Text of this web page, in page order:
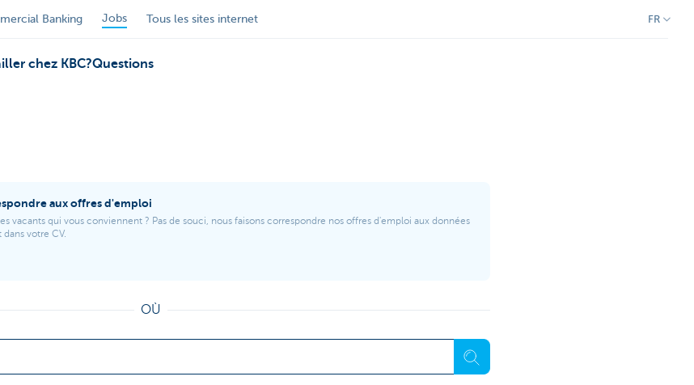
Banking Jobs Tous les sites internet FR
chez KBC?Questions
aux offres d'emploi
vacants qui vous conviennent ? Pas de souci, nous faisons correspondre nos offres d'emploi aux données
votre CV.
OÙ